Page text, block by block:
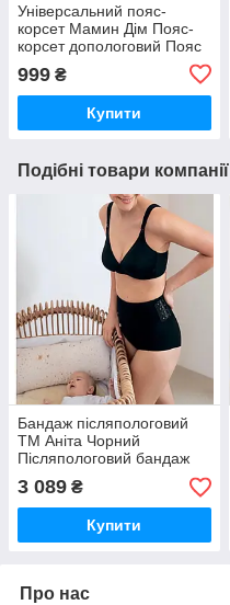
Універсальний пояс-
корсет Мамин Дім Пояс-
корсет допологовий Пояс
Аксесуари для вагітних
999 ₴
Купити
Подібні товари компанії
Бандаж післяпологовий
ТМ Аніта Чорний
Післяпологовий бандаж
чорний Стягуючий бандаж
післяпологовий
3 089 ₴
Купити
Про нас